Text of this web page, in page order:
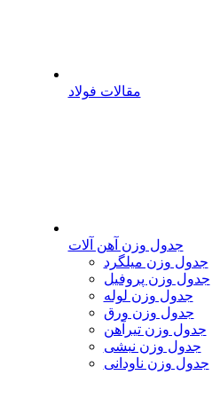
مقالات فولاد
جدول وزن آهن آلات
جدول وزن میلگرد
جدول وزن پروفیل
جدول وزن لوله
جدول وزن ورق
جدول وزن تیرآهن
جدول وزن نبشی
جدول وزن ناودانی